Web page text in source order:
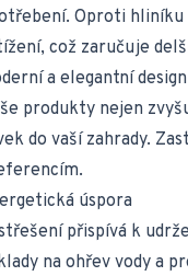
Oproti
což zaručuje
a elegantní design
produkty nejen
do vaší zahrady.
úspora
přispívá k
na ohřev vody a